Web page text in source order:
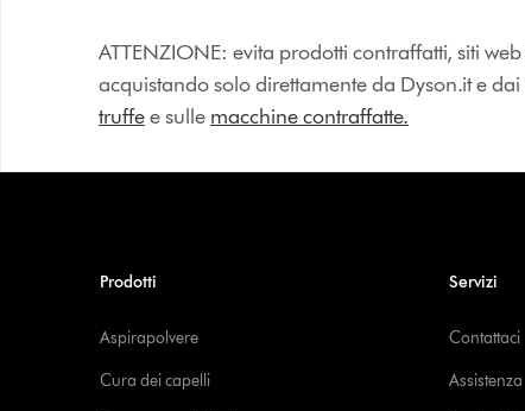
ATTENZIONE: evita prodotti contraffatti, siti
acquistando solo direttamente da Dyson.it e
truffee sulle macchine contraffatte.
Prodotti
Aspirapolvere
Cura dei capelli
Servizi
Contattaci
Assistenza